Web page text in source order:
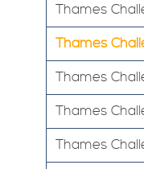
Thames
Thames
Thames
Thames
Thames